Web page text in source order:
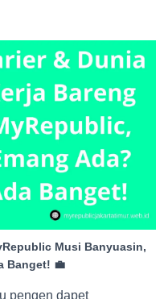
Musi Banyuasin,
Banget! 💼
pengen dapet